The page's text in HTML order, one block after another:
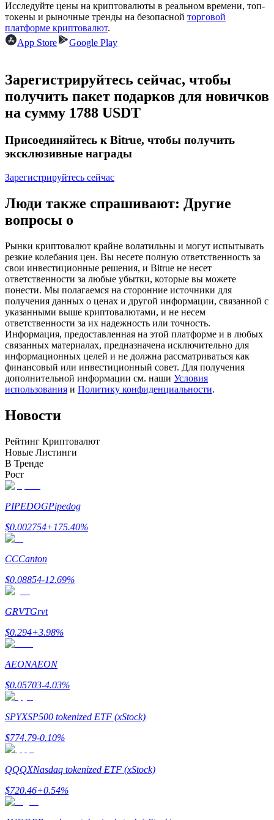
USDC фьючерсы
Фьючерсы с использованием USDC в качестве
Копирование торговли
Присоединяйтесь к лучшим трейдерам
Станьте копи-трейдером
Наслаждайтесь распределением прибыли и комиссиями
за копи-трейдинг
Анализ больших данных, включая торговую информацию
и т. д.
Гид
Руководство для начинающих по фьючерсам
Узнайте, как оставаться прибыльным
Исследуйте цены на криптовалюты в реальном времени, топ-
токены и рыночные тренды на безопасной торговой
платформе криптовалют.
App Store
Google Play
Зарегистрируйтесь сейчас, чтобы
получить пакет подарков для новичков
на сумму 1788 USDT
Присоединяйтесь к Bitrue, чтобы получить
эксклюзивные награды
Зарегистрируйтесь сейчас
Люди также спрашивают: Другие
вопросы о
Рынки криптовалют крайне волатильны и могут испытывать
резкие колебания цен. Вы несете полную ответственность за
свои инвестиционные решения, и Bitrue не несет
ответственности за любые убытки, которые вы можете
понести. Мы полагаемся на сторонние источники для
получения данных о ценах и другой информации, связанной с
указанными выше криптовалютами, и не несем
ответственности за их надежность или точность.
Информация, предоставленная на этой платформе и в любых
связанных материалах, предназначена исключительно для
информационных целей и не должна рассматриваться как
финансовый или инвестиционный совет. Для получения
дополнительной информации см. наши Условия
использования и Политику конфиденциальности.
Новости
Рейтинг Криптовалют
Новые Листинги
В Тренде
Рост
PIPEDOGPipedog
$0.002754+175.40%
CCCanton
$0.08854-12.69%
GRVTGrvt
$0.294+3.98%
AEONAEON
$0.05703-4.03%
SPYXSP500 tokenized ETF (xStock)
$774.79-0.10%
QQQXNasdaq tokenized ETF (xStock)
$720.46+0.54%